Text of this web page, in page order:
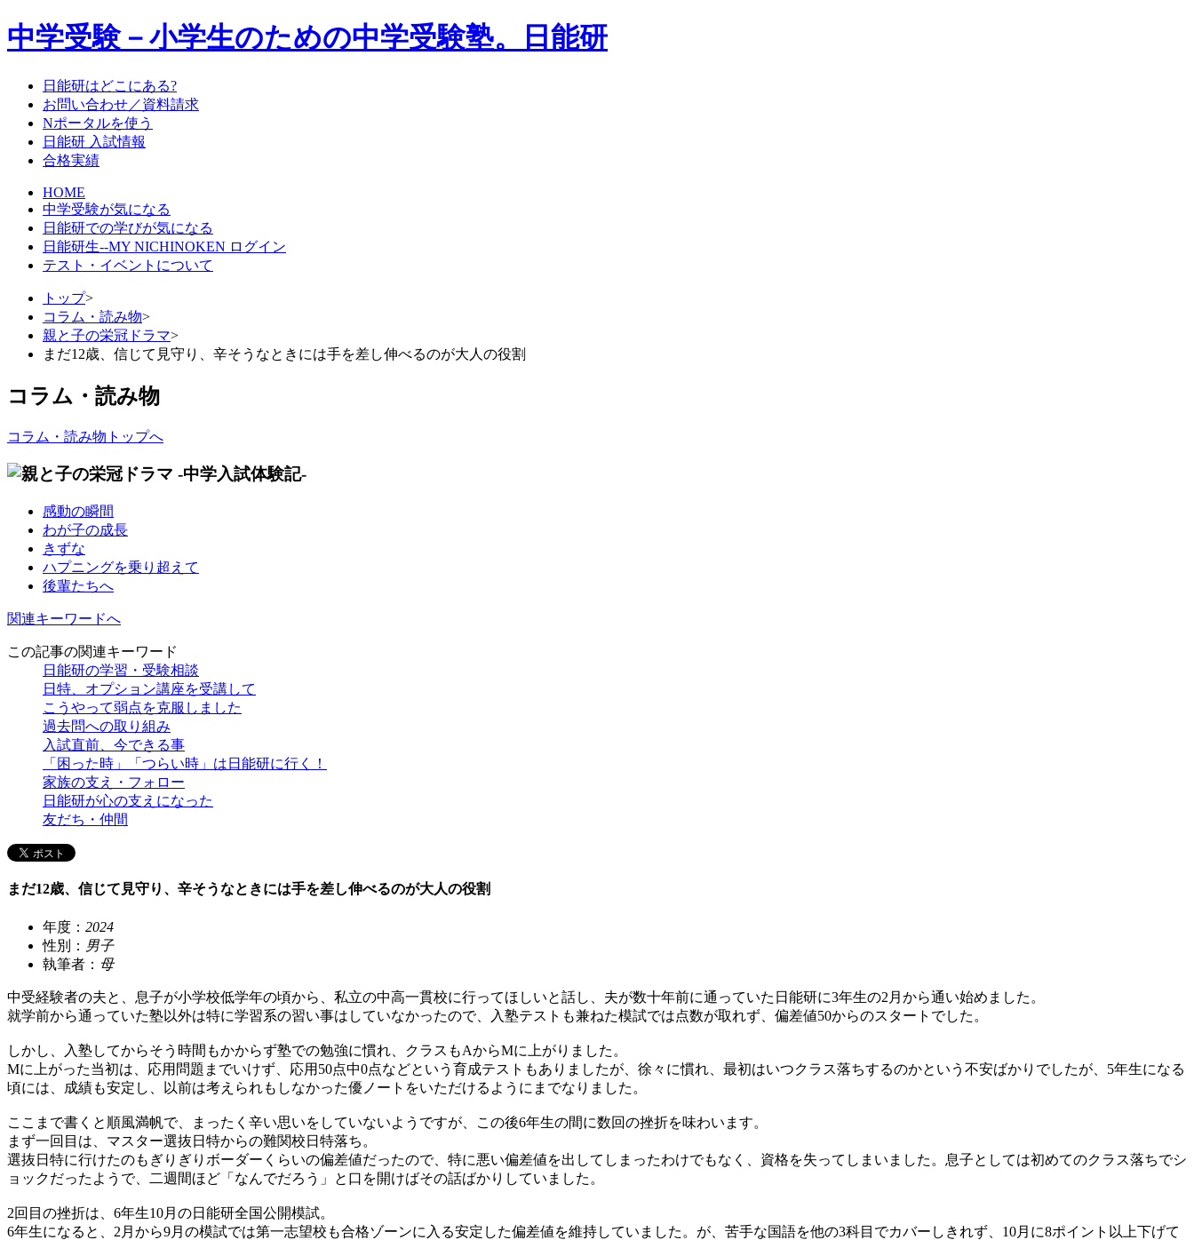
中学受験－小学生のための中学受験塾。日能研
日能研はどこにある?
お問い合わせ／資料請求
Nポータルを使う
日能研 入試情報
合格実績
HOME
中学受験が気になる
日能研での学びが気になる
日能研生--MY NICHINOKEN ログイン
テスト・イベントについて
トップ>
コラム・読み物>
親と子の栄冠ドラマ>
まだ12歳、信じて見守り、辛そうなときには手を差し伸べるのが大人の役割
コラム・読み物
コラム・読み物トップへ
感動の瞬間
わが子の成長
きずな
ハプニングを乗り超えて
後輩たちへ
関連キーワードへ
この記事の関連キーワード
日能研の学習・受験相談
日特、オプション講座を受講して
こうやって弱点を克服しました
過去問への取り組み
入試直前、今できる事
「困った時」「つらい時」は日能研に行く！
家族の支え・フォロー
日能研が心の支えになった
友だち・仲間
まだ12歳、信じて見守り、辛そうなときには手を差し伸べるのが大人の役割
年度： 2024
性別： 男子
執筆者： 母
中受経験者の夫と、息子が小学校低学年の頃から、私立の中高一貫校に行ってほしいと話し、夫が数十年前に通っていた日能研に3年生の2月から通い始めました。
就学前から通っていた塾以外は特に学習系の習い事はしていなかったので、入塾テストも兼ねた模試では点数が取れず、偏差値50からのスタートでした。
しかし、入塾してからそう時間もかからず塾での勉強に慣れ、クラスもAからМに上がりました。
Mに上がった当初は、応用問題までいけず、応用50点中0点などという育成テストもありましたが、徐々に慣れ、最初はいつクラス落ちするのかという不安ばかりでしたが、5年生になる
頃には、成績も安定し、以前は考えられもしなかった優ノートをいただけるようにまでなりました。
ここまで書くと順風満帆で、まったく辛い思いをしていないようですが、この後6年生の間に数回の挫折を味わいます。
まず一回目は、マスター選抜日特からの難関校日特落ち。
選抜日特に行けたのもぎりぎりボーダーくらいの偏差値だったので、特に悪い偏差値を出してしまったわけでもなく、資格を失ってしまいました。息子としては初めてのクラス落ちでシ
ョックだったようで、二週間ほど「なんでだろう」と口を開けばその話ばかりしていました。
2回目の挫折は、6年生10月の日能研全国公開模試。
6年生になると、2月から9月の模試では第一志望校も合格ゾーンに入る安定した偏差値を維持していました。が、苦手な国語を他の3科目でカバーしきれず、10月に8ポイント以上下げて